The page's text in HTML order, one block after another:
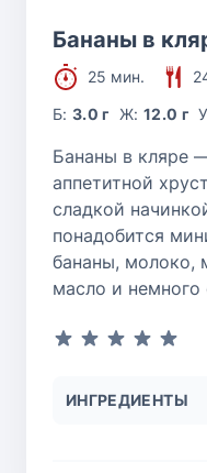
Бананы в
25 мин.
Б:3.0 г Ж: 12.0 г
Бананы в кляре
аппетитной
сладкой
понадобится
бананы, молоко,
масло и немного
ИНГРЕДИЕНТЫ